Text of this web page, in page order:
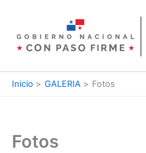
contenido
Inicio GALERIA Fotos
Fotos